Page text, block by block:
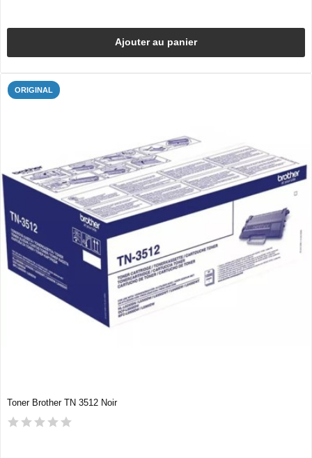
Ajouter au panier
ORIGINAL
Toner Brother TN 3512 Noir